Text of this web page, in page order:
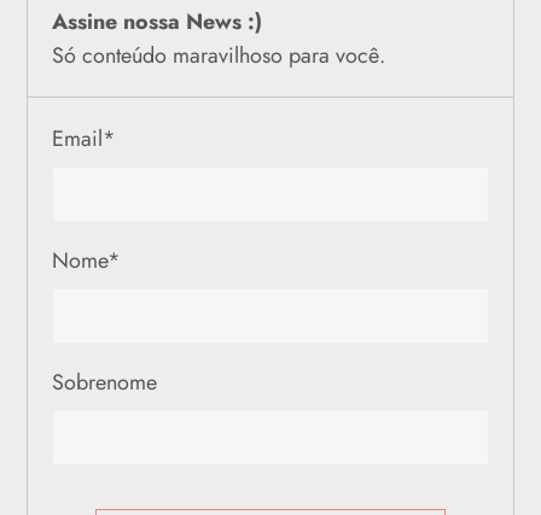
Assine nossa News :)
Só conteúdo maravilhoso para você.
Email*
Nome*
Sobrenome